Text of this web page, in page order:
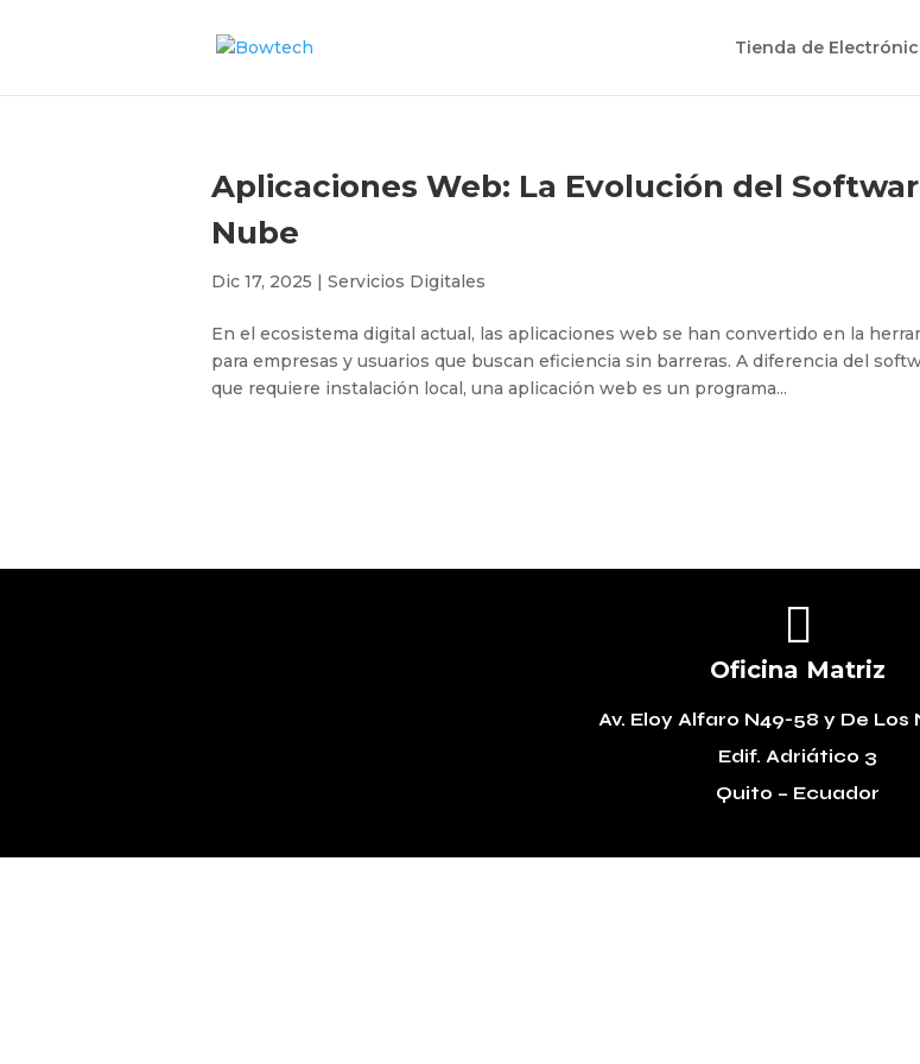
Tienda de
Aplicaciones Web: La Evolución del
Nube
Dic 17, 2025 | Servicios Digitales
En el ecosistema digital actual, las aplicaciones web se han convertido en la
para empresas y usuarios que buscan eficiencia sin barreras. A diferencia del
que requiere instalación local, una aplicación web es un programa...

Oficina Matriz
Av. Eloy Alfaro N49-58 y De Los
Edif. Adriático 3
Quito – Ecuador